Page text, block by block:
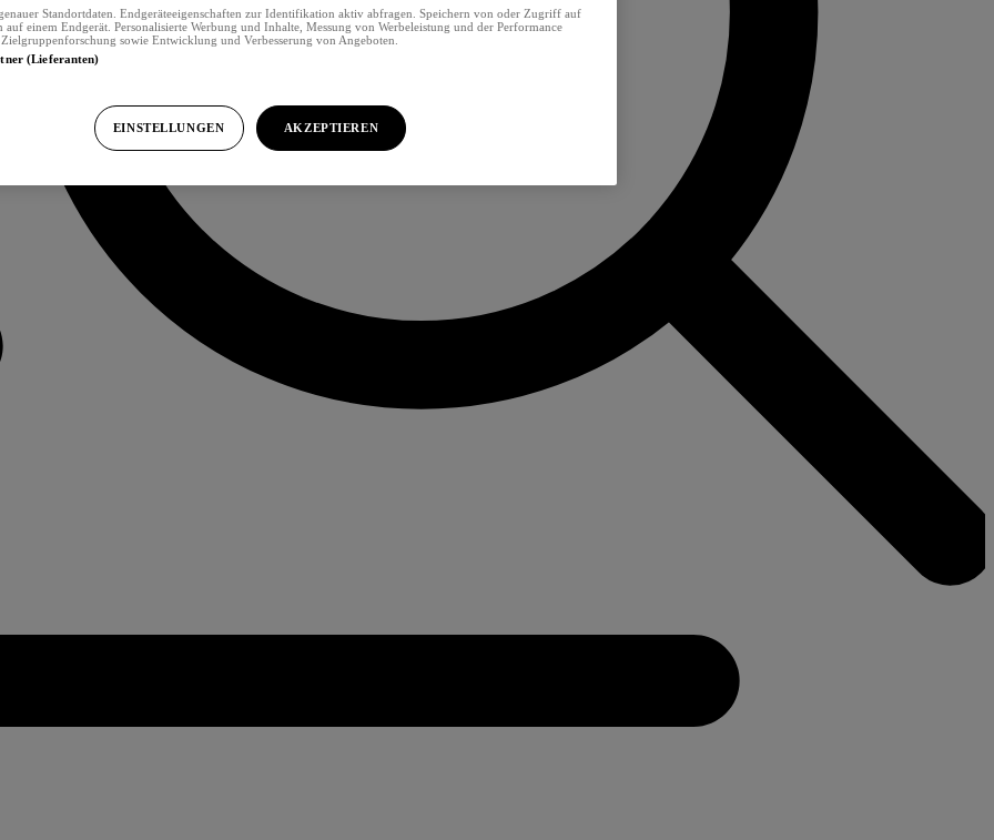
Standortdaten. Endgeräteeigenschaften zur Identifikation aktiv abfragen. Speichern von oder Zugriff auf
einem Endgerät. Personalisierte Werbung und Inhalte, Messung von Werbeleistung und der Performance
sowie Entwicklung und Verbesserung von Angeboten.
(Lieferanten)
EINSTELLUNGEN AKZEPTIEREN